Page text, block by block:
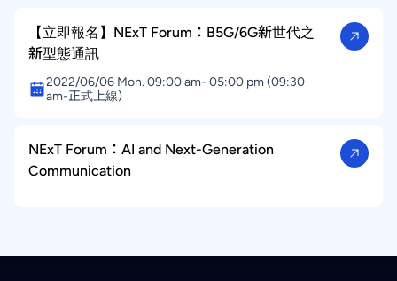
【立即報名】NExT Forum：B5G/6G新世代之
新型態通訊
2022/06/06 Mon. 09:00 am- 05:00 pm (09:30
am-正式上線)
NExT Forum：AI and Next-Generation
Communication